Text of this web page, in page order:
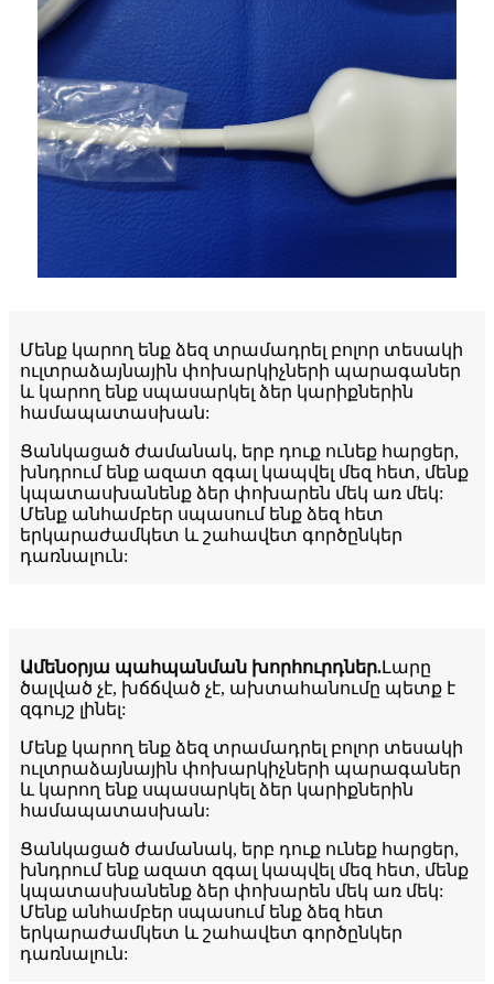
Մենք կարող ենք ձեզ տրամադրել բոլոր տեսակի
ուլտրաձայնային փոխարկիչների պարագաներ
և կարող ենք սպասարկել ձեր կարիքներին
համապատասխան:
Ցանկացած ժամանակ, երբ դուք ունեք հարցեր,
խնդրում ենք ազատ զգալ կապվել մեզ հետ, մենք
կպատասխանենք ձեր փոխարեն մեկ առ մեկ:
Մենք անհամբեր սպասում ենք ձեզ հետ
երկարաժամկետ և շահավետ գործընկեր
դառնալուն:
Ամենօրյա պահպանման խորհուրդներ.Լարը
ծալված չէ, խճճված չէ, ախտահանումը պետք է
զգույշ լինել:
Մենք կարող ենք ձեզ տրամադրել բոլոր տեսակի
ուլտրաձայնային փոխարկիչների պարագաներ
և կարող ենք սպասարկել ձեր կարիքներին
համապատասխան:
Ցանկացած ժամանակ, երբ դուք ունեք հարցեր,
խնդրում ենք ազատ զգալ կապվել մեզ հետ, մենք
կպատասխանենք ձեր փոխարեն մեկ առ մեկ:
Մենք անհամբեր սպասում ենք ձեզ հետ
երկարաժամկետ և շահավետ գործընկեր
դառնալուն: